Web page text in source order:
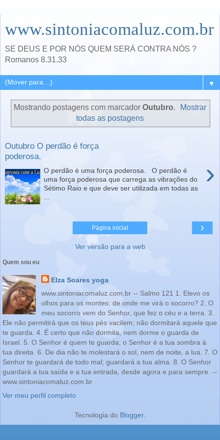
www.sintoniacomaluz.com.br
SE DEUS E POR NÓS QUEM SERÁ CONTRA NÓS ?
Romanos 8.31.33
▼
Mostrando postagens com marcador Outubro.
Mostrar
todas as postagens
Outubro O perdão é força
poderosa.
›
O perdão é uma força poderosa. O perdão é
uma força poderosa que carrega as vibrações do
Sétimo Raio e que deve ser utilizada em todas as
›
Página inicial
Ver versão para a web
Quem sou eu
Elza Soares yoga
www.sintoniacomaluz.com.br -- Salmo 121 1. Elevo os
olhos para os montes: de onde me virá o socorro? 2. O
meu socorro vem do Senhor, que fez o céu e a terra. 3.
Ele não permitirá que os teus pés vacilem; não dormitará aquele que
te guarda. 4. É certo que não dormita, nem dorme o guarda de
Israel. 5. O Senhor é quem te guarda; o Senhor é a tua sombra à
tua direita. 6. De dia não te molestará o sol, nem de noite, a lua. 7. O
Senhor te guardará de todo mal; guardará a tua alma. 8. O Senhor
guardará a tua saída e a tua entrada, desde agora e para sempre. --
www.sintoniacomaluz.com.br
Ver meu perfil completo
Tecnologia do Blogger.